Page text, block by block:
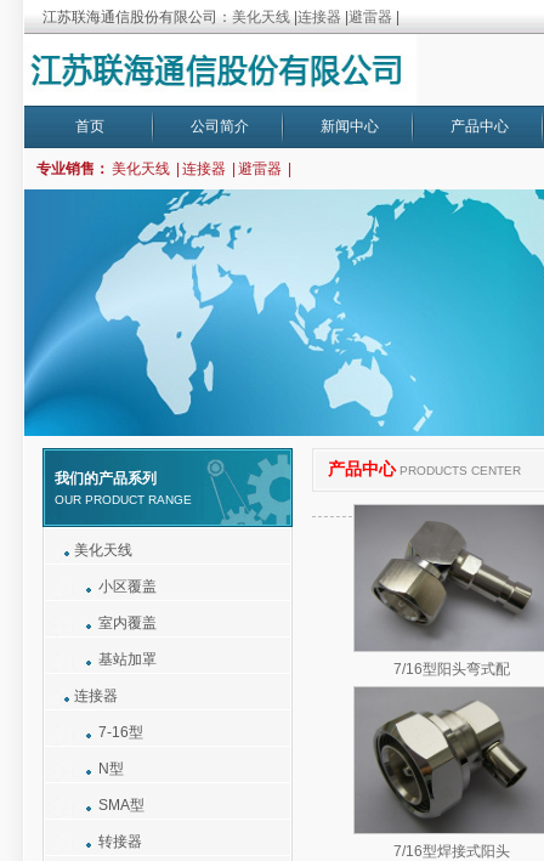
江苏联海通信股份有限公司： 美化天线 连接器 避雷器
首页 公司简介 新闻中心 产品中心
专业销售： 美化天线 连接器 避雷器
我们的产品系列
OUR PRODUCT RANGE
美化天线
小区覆盖
室内覆盖
基站加罩
连接器
7-16型
N型
SMA型
转接器
产品中心 PRODUCTS CENTER
7/16型阳头弯式配
7/16型焊接式阳头